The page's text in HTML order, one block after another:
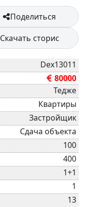
Поделиться
Скачать сторис
Dex13011
80000
Тедже
Квартиры
Застройщик
Сдача объекта
100
400
1+1
1
13